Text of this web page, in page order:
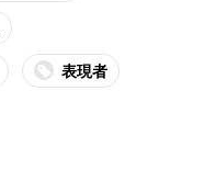
表現者